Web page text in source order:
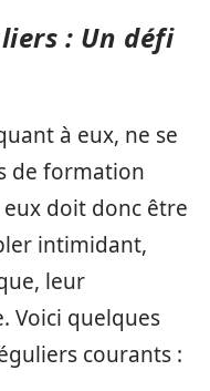
: Un défi
à eux, ne se
de formation
eux doit donc être
intimidant,
leur
Voici quelques
courants :